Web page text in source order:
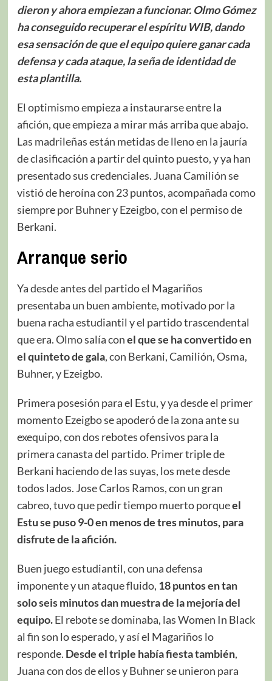
dieron y ahora empiezan a funcionar. Olmo Gómez
ha conseguido recuperar el espíritu WIB, dando
esa sensación de que el equipo quiere ganar cada
defensa y cada ataque, la seña de identidad de
esta plantilla.
El optimismo empieza a instaurarse entre la
afición, que empieza a mirar más arriba que abajo.
Las madrileñas están metidas de lleno en la jauría
de clasificación a partir del quinto puesto, y ya han
presentado sus credenciales. Juana Camilión se
vistió de heroína con 23 puntos, acompañada como
siempre por Buhner y Ezeigbo, con el permiso de
Berkani.
Arranque serio
Ya desde antes del partido el Magariños
presentaba un buen ambiente, motivado por la
buena racha estudiantil y el partido trascendental
que era. Olmo salía conel que se ha convertido en
el quinteto de gala, con Berkani, Camilión, Osma,
Buhner, y Ezeigbo.
Primera posesión para el Estu, y ya desde el primer
momento Ezeigbo se apoderó de la zona ante su
exequipo, con dos rebotes ofensivos para la
primera canasta del partido. Primer triple de
Berkani haciendo de las suyas, los mete desde
todos lados. Jose Carlos Ramos, con un gran
cabreo, tuvo que pedir tiempo muerto porqueel
Estu se puso 9-0 en menos de tres minutos, para
disfrute de la afición.
Buen juego estudiantil, con una defensa
imponente y un ataque fluido, 18 puntos en tan
solo seis minutos dan muestra de la mejoría del
equipo.El rebote se dominaba, las Women In Black
al fin son lo esperado, y así el Magariños lo
responde. Desde el triple había fiesta también,
Juana con dos de ellos y Buhner se unieron para